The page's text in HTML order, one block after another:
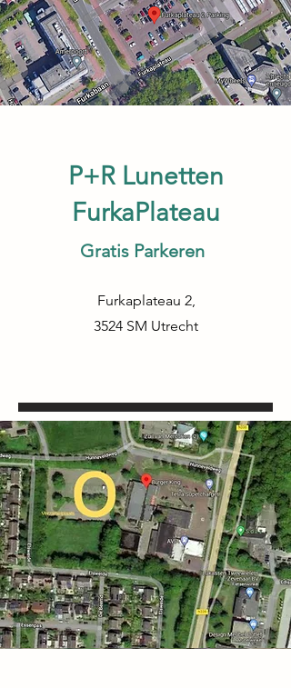
P+R Lunetten
FurkaPlateau
Gratis Parkeren
Furkaplateau 2,
3524 SM Utrecht